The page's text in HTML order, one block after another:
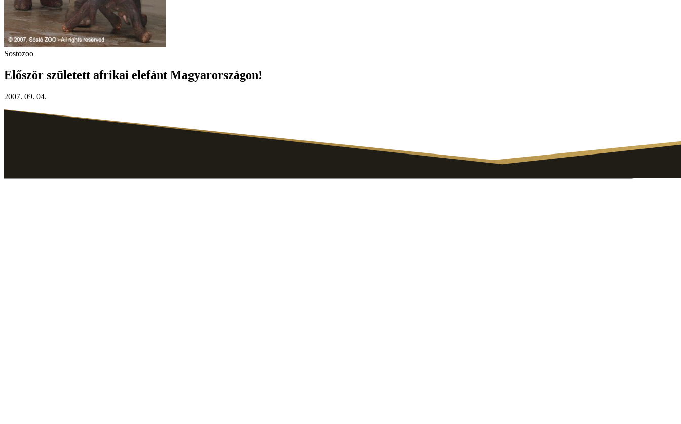
Sostozoo
Először született afrikai elefánt Magyarországon!
2007. 09. 04.